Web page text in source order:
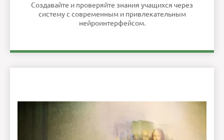
Создавайте и проверяйте знания учащихся через
систему с современным и привлекательным
нейроинтерфейсом.